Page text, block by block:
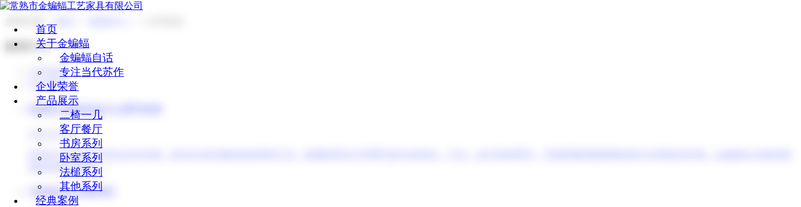
首页
关于金蝙蝠
金蝙蝠自话
专注当代苏作
企业荣誉
产品展示
二椅一几
客厅餐厅
书房系列
卧室系列
法槌系列
其他系列
经典案例
新闻中心
公司动态
行业资讯
卧室红木家具适合什么季节使用
[2024-05-22]
卧室红木家具其实适合全年使用，因为它具有独特的材质和工艺，能够经受住不同季节的气候变化。不过，在不同的季节，可能需要稍微调整保养方式和室内环境，以确保红木家具能
够保持最 佳状态。
书房适合红木家具吗